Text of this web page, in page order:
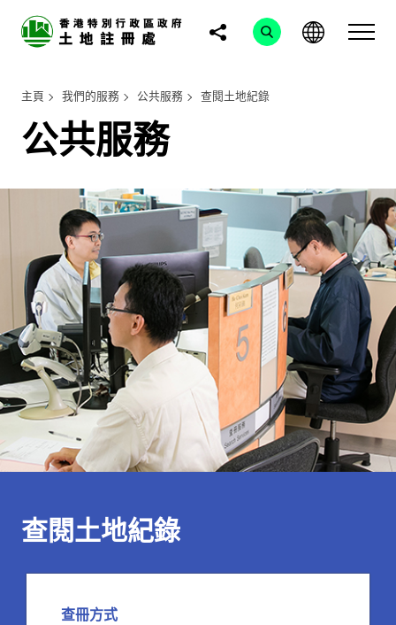
主頁 我們的服務 公共服務 查閱土地紀錄
公共服務
查閱土地紀錄
查冊方式